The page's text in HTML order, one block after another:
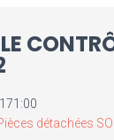
détachées